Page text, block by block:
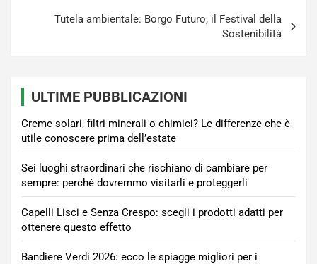
Tutela ambientale: Borgo Futuro, il Festival della
Sostenibilità
ULTIME PUBBLICAZIONI
Creme solari, filtri minerali o chimici? Le differenze che è
utile conoscere prima dell’estate
Sei luoghi straordinari che rischiano di cambiare per
sempre: perché dovremmo visitarli e proteggerli
Capelli Lisci e Senza Crespo: scegli i prodotti adatti per
ottenere questo effetto
Bandiere Verdi 2026: ecco le spiagge migliori per i